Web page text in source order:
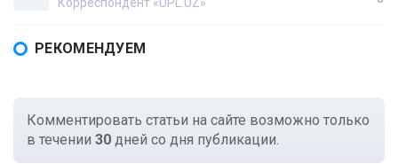
Корреспондент «UPL.UZ»
РЕКОМЕНДУЕМ
Комментировать статьи на сайте возможно только
в течении 30 дней со дня публикации.